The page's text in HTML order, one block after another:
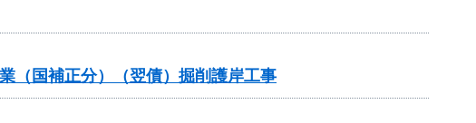
（国補正分）（翌債）掘削護岸工事